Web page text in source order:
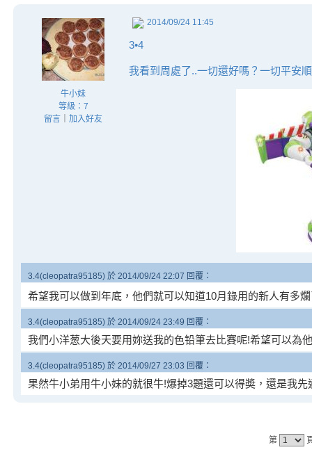
牛小妹
等級：7
留言
加入好友
2014/09/24 11:45
3•4
我看到周處了..一切還好嗎？一切平安
3.4(cleopatra95185) 於 2014/09/24 22:07 回覆：
希望我可以做到年底，他們就可以知道10月錄用的新人有多
3.4(cleopatra95185) 於 2014/09/24 23:49 回覆：
我們小洋葱大後天要用妳送我的色铅筆去比賽呢!希望可以為
3.4(cleopatra95185) 於 2014/09/27 23:03 回覆：
果然牛小弟用牛小妹的就很牛!爆掉3題還可以得奬，還是我
第